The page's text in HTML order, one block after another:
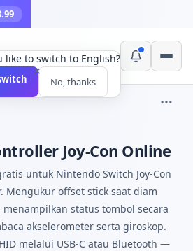
Joy-Con Online
untuk Nintendo Switch Joy-Con
Mengukur offset stick saat diam
status tombol secara
akselerometer serta giroskop.
melalui USB-C atau Bluetooth —
×
like to switch to English?
No, thanks